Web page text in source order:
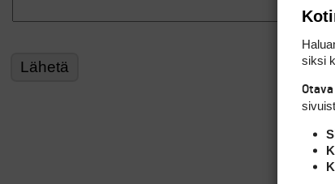
siksi
Otava